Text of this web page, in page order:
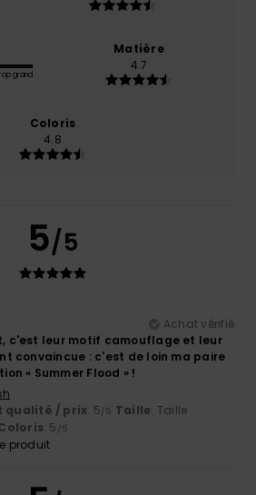
grand
Matière
4.7
Coloris
4.8
5/5
Achat vérifié
c'est leur motif camouflage et leur
convaincue : c'est de loin ma paire
« Summer Flood » !
qualité / prix: 5/5 Taille: Taille
: 5 /5
produit